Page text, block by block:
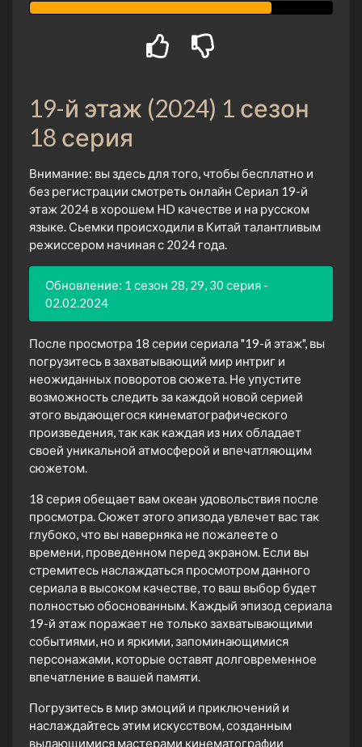
19-й этаж (2024) 1 сезон
18 серия
Внимание: вы здесь для того, чтобы бесплатно и
без регистрации смотреть онлайн Сериал 19-й
этаж 2024 в хорошем HD качестве и на русском
языке. Сьемки происходили в Китай талантливым
режиссером начиная с 2024 года.
Обновление: 1 сезон 28, 29, 30 серия -
02.02.2024
После просмотра 18 серии сериала "19-й этаж", вы
погрузитесь в захватывающий мир интриг и
неожиданных поворотов сюжета. Не упустите
возможность следить за каждой новой серией
этого выдающегося кинематографического
произведения, так как каждая из них обладает
своей уникальной атмосферой и впечатляющим
сюжетом.
18 серия обещает вам океан удовольствия после
просмотра. Сюжет этого эпизода увлечет вас так
глубоко, что вы наверняка не пожалеете о
времени, проведенном перед экраном. Если вы
стремитесь наслаждаться просмотром данного
сериала в высоком качестве, то ваш выбор будет
полностью обоснованным. Каждый эпизод сериала
19-й этаж поражает не только захватывающими
событиями, но и яркими, запоминающимися
персонажами, которые оставят долговременное
впечатление в вашей памяти.
Погрузитесь в мир эмоций и приключений и
наслаждайтесь этим искусством, созданным
выдающимися мастерами кинематографии